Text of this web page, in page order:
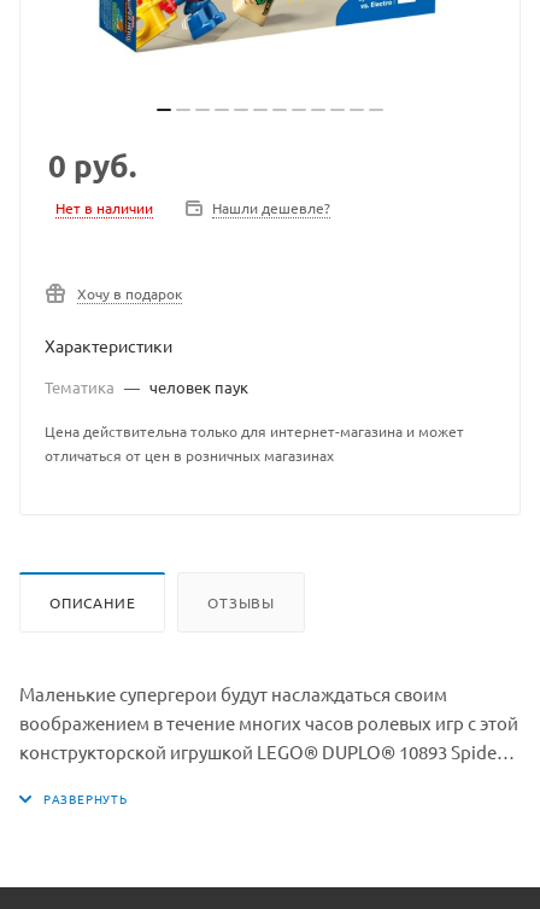
0 руб.
Нет в наличии Нашли дешевле?
Хочу в подарок
Характеристики
Тематика — человек паук
Цена действительна только для интернет-магазина и может
отличаться от цен в розничных магазинах
ОПИСАНИЕ ОТЗЫВЫ
Маленькие супергерои будут наслаждаться своим
воображением в течение многих часов ролевых игр с этой
конструкторской игрушкой LEGO® DUPLO® 10893 Spider-
перевязать свою паутину, чтобы Электро не смог ограбить